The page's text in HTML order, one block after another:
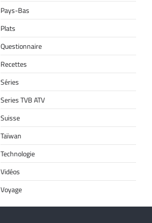
Pays-Bas
Plats
Questionnaire
Recettes
Séries
Series TVB ATV
Suisse
Taïwan
Technologie
Vidéos
Voyage